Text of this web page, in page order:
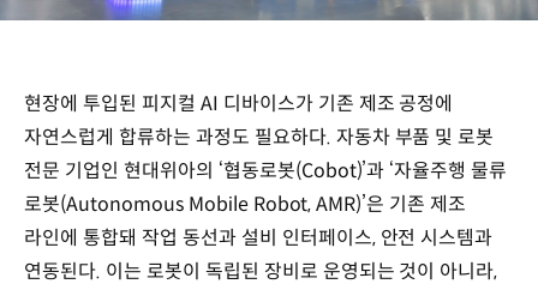
현장에 투입된 피지컬 AI 디바이스가 기존 제조 공정에
자연스럽게 합류하는 과정도 필요하다. 자동차 부품 및 로봇
전문 기업인 현대위아의 ‘협동로봇(Cobot)’과 ‘자율주행 물류
로봇(Autonomous Mobile Robot, AMR)’은 기존 제조
라인에 통합돼 작업 동선과 설비 인터페이스, 안전 시스템과
연동된다. 이는 로봇이 독립된 장비로 운영되는 것이 아니라,